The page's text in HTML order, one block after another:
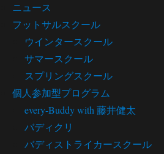
ニュース
フットサルスクール
ウインタースクール
サマースクール
スプリングスクール
個人参加型プログラム
every-Buddy with 藤井健太
バディクリ
バディストライカースクール